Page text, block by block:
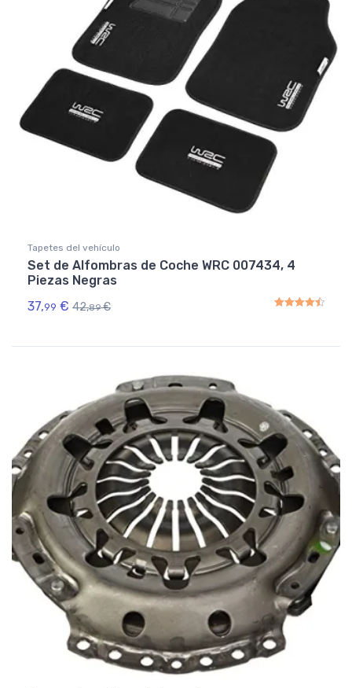
Tapetes del vehículo
Set de Alfombras de Coche WRC 007434, 4
Piezas Negras
37,99 € 42,89 €